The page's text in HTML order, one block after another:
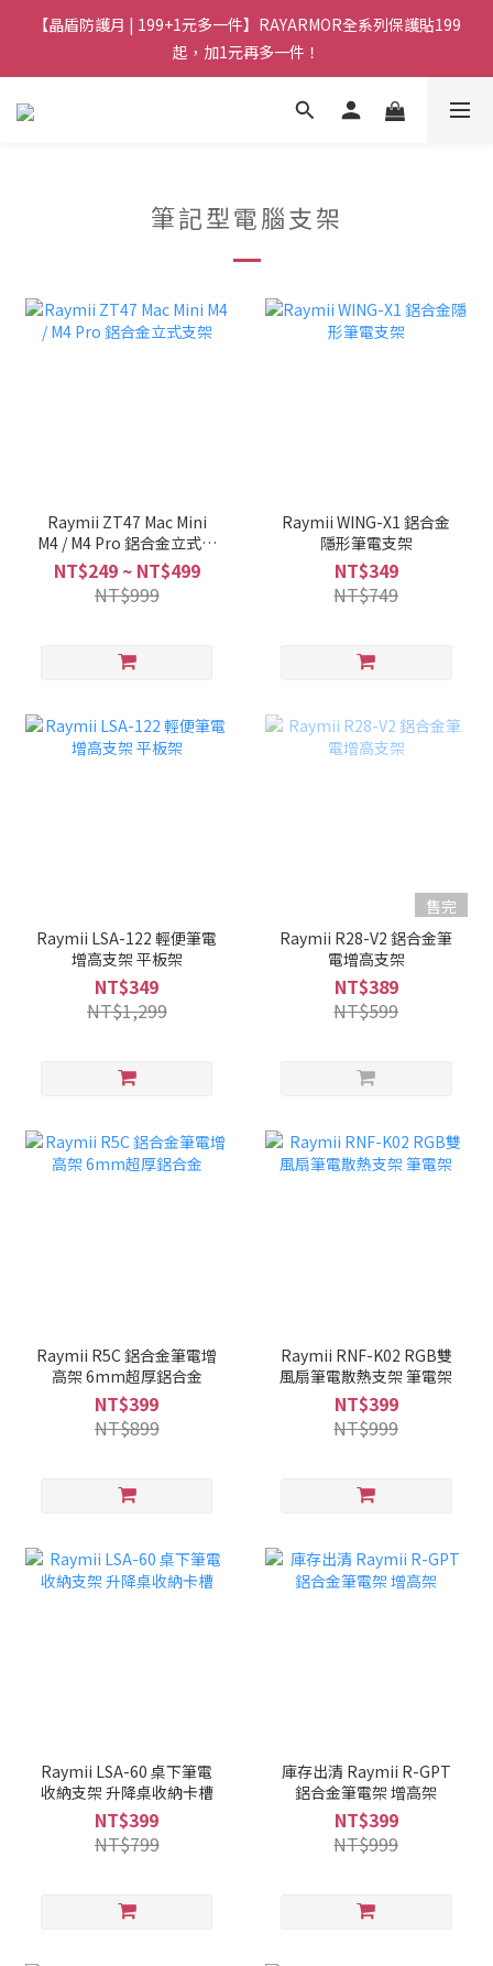
【晶盾防護月 | 199+1元多一件】RAYARMOR全系列保護貼199
起，加1元再多一件！
筆記型電腦支架
Raymii ZT47 Mac Mini
M4 / M4 Pro 鋁合金立式支
NT$249 ~ NT$499
NT$999
Raymii WING-X1 鋁合金
隱形筆電支架
NT$349
NT$749
Raymii LSA-122 輕便筆電
增高支架 平板架
NT$349
NT$1,299
售完
Raymii R28-V2 鋁合金筆
電增高支架
NT$389
NT$599
Raymii R5C 鋁合金筆電增
高架 6mm超厚鋁合金
NT$399
NT$899
Raymii RNF-K02 RGB雙
風扇筆電散熱支架 筆電架
NT$399
NT$999
Raymii LSA-60 桌下筆電
收納支架 升降桌收納卡槽
NT$399
NT$799
庫存出清 Raymii R-GPT
鋁合金筆電架 增高架
NT$399
NT$999